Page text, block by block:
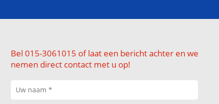
Bel 015-3061015 of laat een bericht achter en we
nemen direct contact met u op!